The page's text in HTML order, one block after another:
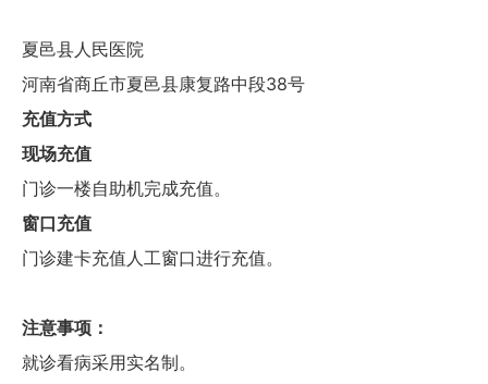
夏邑县人民医院
河南省商丘市夏邑县康复路中段38号
充值方式
现场充值
门诊一楼自助机完成充值。
窗口充值
门诊建卡充值人工窗口进行充值。
注意事项：
就诊看病采用实名制。